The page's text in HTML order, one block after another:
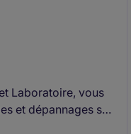
Laboratoire, vous
et dépannages sur